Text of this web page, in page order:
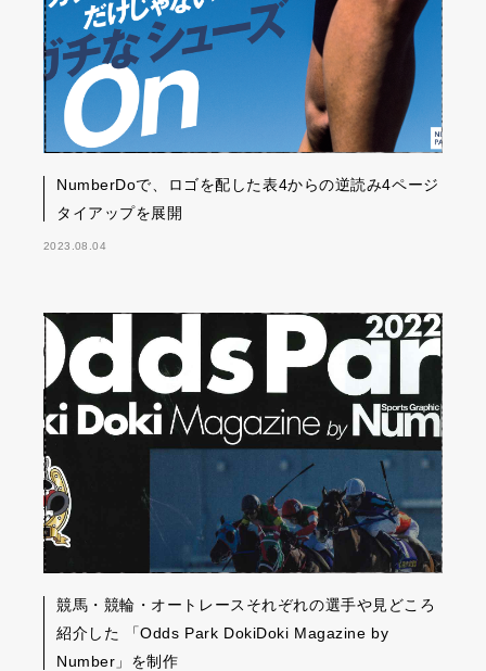
NumberDoで、ロゴを配した表4からの逆読み4ページ
タイアップを展開
2023.08.04
競馬・競輪・オートレースそれぞれの選手や見どころ
紹介した 「Odds Park DokiDoki Magazine by
Number」を制作